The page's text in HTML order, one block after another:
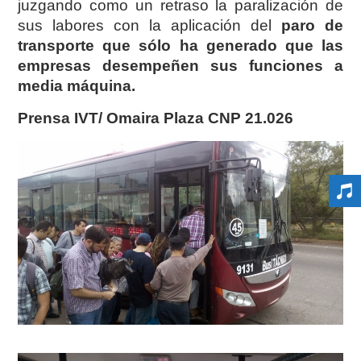
juzgando como un retraso la paralización de
sus labores con la aplicación del paro de
transporte que sólo ha generado que las
empresas desempeñen sus funciones a
media máquina.
Prensa IVT/ Omaira Plaza CNP 21.026